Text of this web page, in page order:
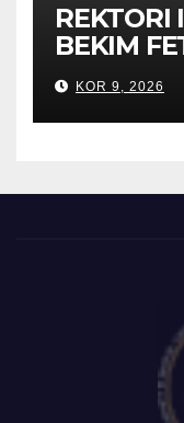
REKTORI
BEKIM
TAKIM
SH.A
LATIFIN
KOR 9, 2026